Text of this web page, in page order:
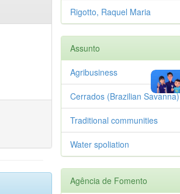
Rigotto, Raquel Maria
Assunto
Agribusiness
Cerrados (Brazilian Savanna)
Traditional communities
Water spoliation
Agência de Fomento